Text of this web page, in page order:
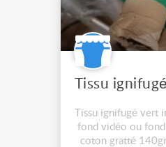
Tissu ignifugé vert
fond vidéo ou
coton gratté